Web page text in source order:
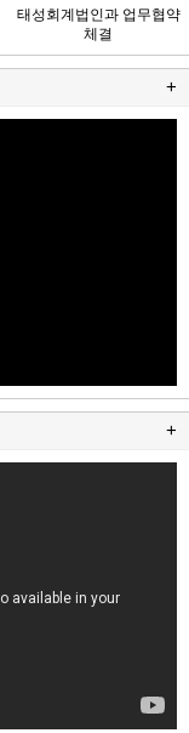
태성회계법인과 업무협약
체결
+
+